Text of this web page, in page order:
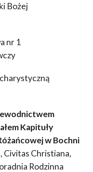
Bożej
nr 1
Kapituły
w Bochni
Civitas Christiana,
Rodzinna